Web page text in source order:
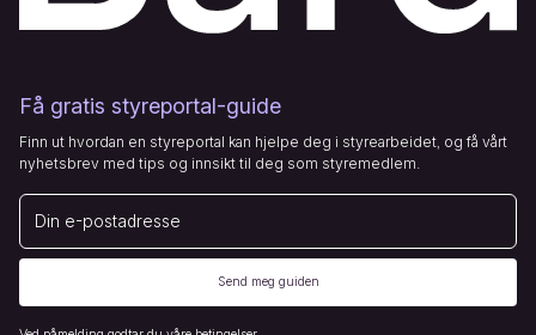
Få gratis styreportal-guide
Finn ut hvordan en styreportal kan hjelpe deg i styrearbeidet, og få vårt
nyhetsbrev med tips og innsikt til deg som styremedlem.
E-post
Send meg guiden